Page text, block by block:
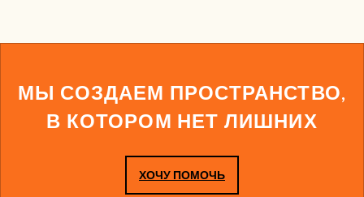
МЫ СОЗДАЕМ ПРОСТРАНСТВО,
В КОТОРОМ НЕТ ЛИШНИХ
ХОЧУ ПОМОЧЬ